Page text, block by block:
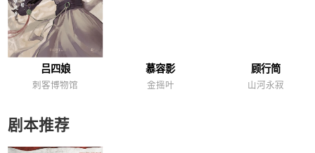
吕四娘
刺客博物馆
慕容影
金摇叶
顾行简
山河永寂
剧本推荐